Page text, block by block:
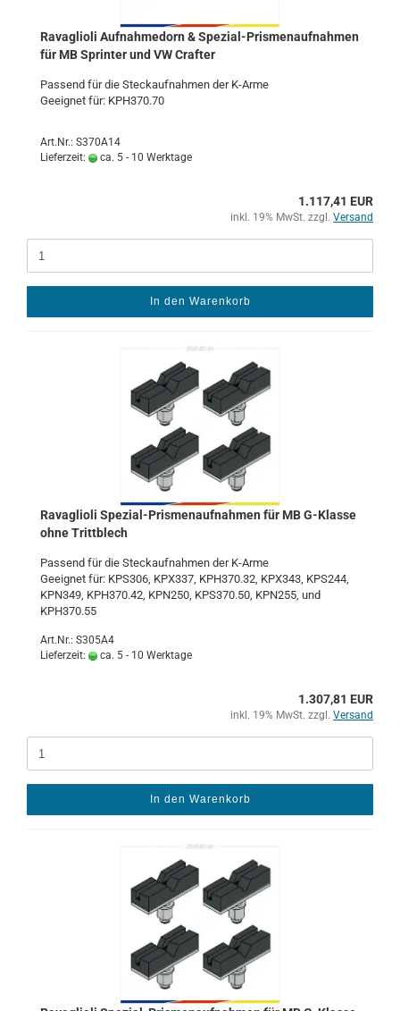
Ra­vaglio­li Auf­nah­me­dorn & Spezial-​​Pris­me­n­auf­nah­men
für MB Sprin­ter und VW Craf­ter
Pas­send für die Steck­auf­nah­men der K-​Arme
Ge­eig­net für: KPH370.70
Art.Nr.: S370A14
Lieferzeit:
ca. 5 - 10 Werktage
1.117,41 EUR
inkl. 19% MwSt. zzgl. Versand
In den Warenkorb
Ra­vaglio­li Spezial-​​​​Pris­me­n­auf­nah­men für MB G-​Klas­se
ohne Tritt­blech
Pas­send für die Steck­auf­nah­men der K-​Arme
Ge­eig­net für: KPS306, KPX337, KPH370.32, KPX343, KPS244,
KPN349, KPH370.42, KPN250, KPS370.50, KPN255, und
KPH370.55
Art.Nr.: S305A4
Lieferzeit:
ca. 5 - 10 Werktage
1.307,81 EUR
inkl. 19% MwSt. zzgl. Versand
In den Warenkorb